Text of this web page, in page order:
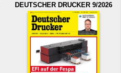
DEUTSCHER DRUCKER 9/2026